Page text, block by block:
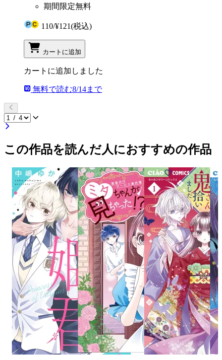
期間限定無料
110/¥121(税込)
カートに追加
カートに追加しました
無料で読む8/14まで
この作品を読んだ人におすすめの作品